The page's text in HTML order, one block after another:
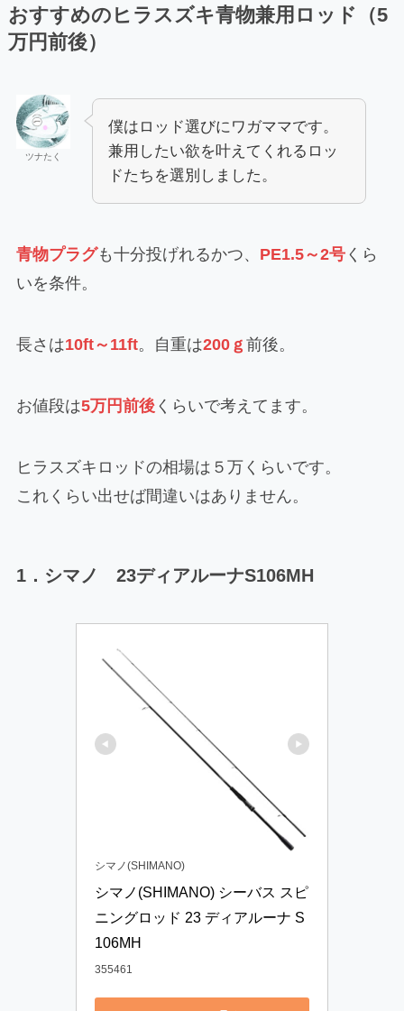
おすすめのヒラスズキ青物兼用ロッド（5
万円前後）
ツナたく
僕はロッド選びにワガママです。
兼用したい欲を叶えてくれるロッ
ドたちを選別しました。
青物プラグも十分投げれるかつ、 PE1.5～2号くら
いを条件。
長さは10ft～11ft。自重は200ｇ 前後。
お値段は5万円前後くらいで考えてます。
ヒラスズキロッドの相場は５万くらいです。
これくらい出せば間違いはありません。
1．シマノ 23ディアルーナS106MH
シマノ(SHIMANO)
シマノ(SHIMANO) シーバス スピ
ニングロッド 23 ディアルーナ S
106MH
355461